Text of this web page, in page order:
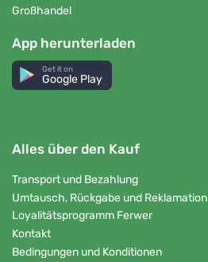
Großhandel
App herunterladen
Get it on
Google Play
Alles über den Kauf
Transport und Bezahlung
Umtausch, Rückgabe und Reklamation
Loyalitätsprogramm Ferwer
Kontakt
Bedingungen und Konditionen